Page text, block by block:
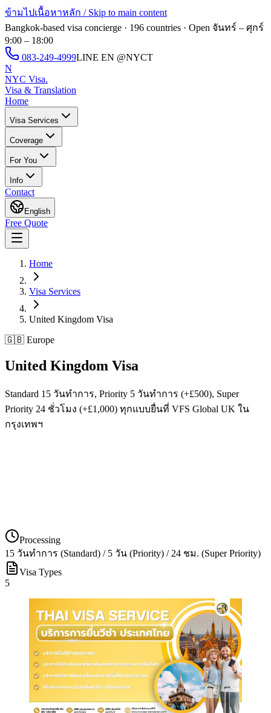
ข้ามไปเนื้อหาหลัก / Skip to main content
Bangkok-based visa concierge · 196 countries · Open จันทร์ – ศุกร์
9:00 – 18:00
083-249-4999LINE EN @NYCT
N
NYC Visa.
Visa & Translation
Home
Visa Services
Coverage
For You
Info
Contact
English
Free Quote
Home
Visa Services
United Kingdom Visa
🇬🇧 Europe
United Kingdom Visa
Standard 15 วันทำการ, Priority 5 วันทำการ (+£500), Super
Priority 24 ชั่วโมง (+£1,000) ทุกแบบยื่นที่ VFS Global UK ใน
กรุงเทพฯ
Processing
15 วันทำการ (Standard) / 5 วัน (Priority) / 24 ชม. (Super Priority)
Visa Types
5